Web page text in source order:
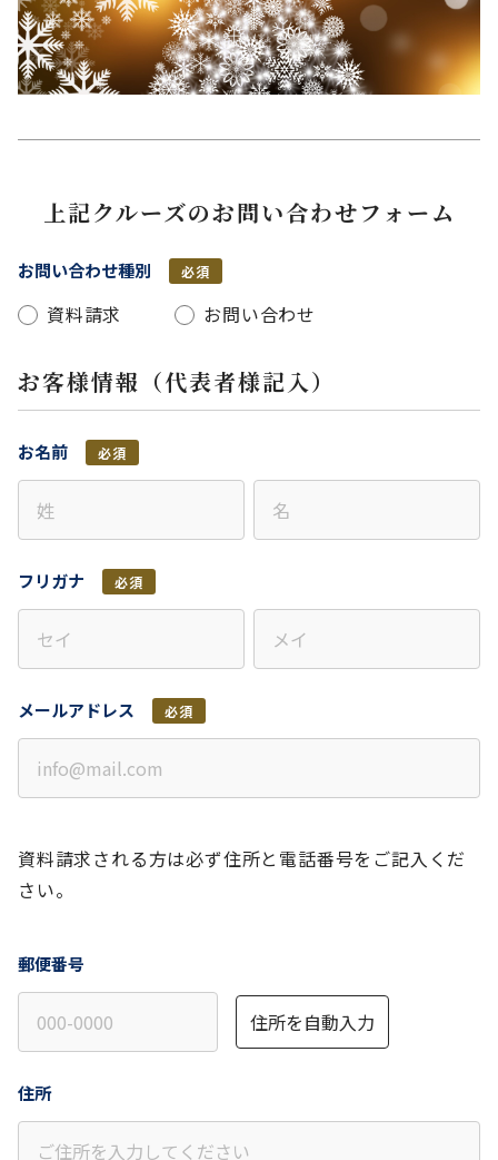
上記クルーズのお問い合わせフォーム
お問い合わせ種別 必須
資料請求 お問い合わせ
お客様情報（代表者様記入）
お名前 必須
フリガナ 必須
メールアドレス 必須
資料請求される方は必ず住所と電話番号をご記入くだ
さい。
郵便番号
住所を自動入力
住所